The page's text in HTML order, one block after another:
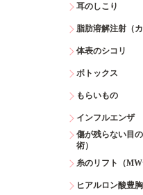
耳のしこり
脂肪溶解注射（カ
体表のシコリ
ボトックス
もらいもの
インフルエンザ
傷が残らない目
術）
糸のリフト（MW
ヒアルロン酸豊